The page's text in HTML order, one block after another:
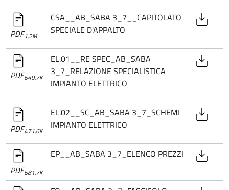
PDF1,2M
CSA__AB_SABA 3_7__CAPITOLATO
SPECIALE D'APPALTO
PDF649,7K
EL.01__RE SPEC_AB_SABA
3_7_RELAZIONE SPECIALISTICA
IMPIANTO ELETTRICO
PDF471,6K
EL.02__SC_AB_SABA 3_7_SCHEMI
IMPIANTO ELETTRICO
PDF681,7K
EP__AB_SABA 3_7_ELENCO PREZZI